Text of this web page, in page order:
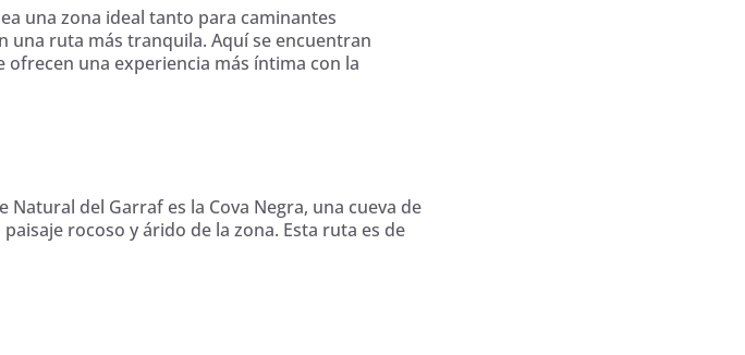
una zona ideal tanto para caminantes
una ruta más tranquila. Aquí se encuentran
una experiencia más íntima con la
del Garraf es la Cova Negra, una cueva de
rocoso y árido de la zona. Esta ruta es de